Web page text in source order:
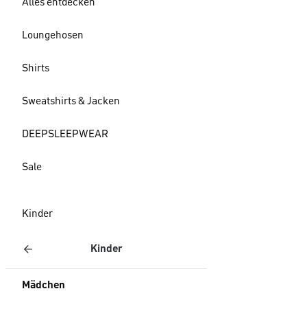
Alles entdecken
Loungehosen
Shirts
Sweatshirts & Jacken
DEEPSLEEPWEAR
Sale
Kinder
Kinder
Mädchen